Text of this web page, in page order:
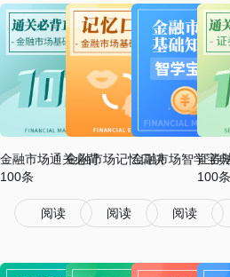
金融市场通关必背
100条
阅读
金融市场记忆口诀
阅读
金融市场智学宝典
阅读
证券
100条